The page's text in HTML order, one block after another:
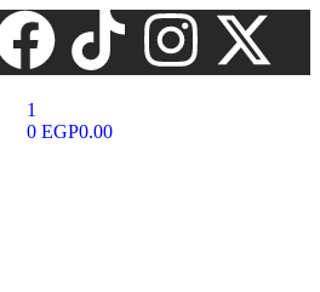
1
0 EGP0.00